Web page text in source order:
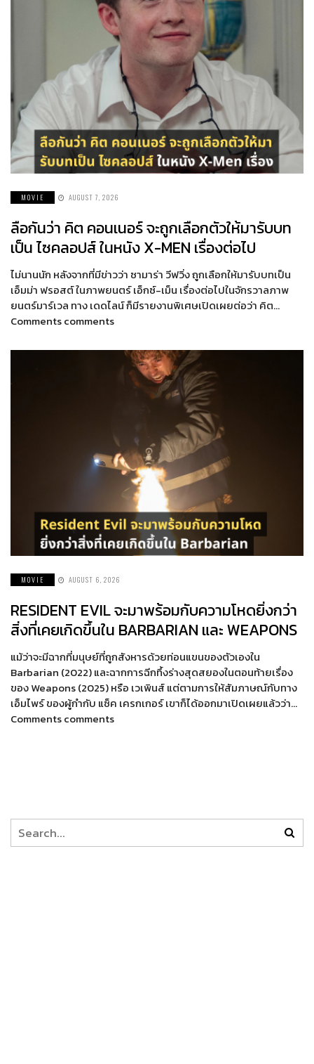
MOVIE AUGUST 7, 2026
ลือกันว่า คิต คอนเนอร์ จะถูกเลือกตัวให้มารับบท
เป็น ไซคลอปส์ ในหนัง X-MEN เรื่องต่อไป
ไม่นานนัก หลังจากที่มีข่าวว่า ซามาร่า วีฟวิ่ง ถูกเลือกให้มารับบทเป็น
เอ็มม่า ฟรอสต์ ในภาพยนตร์ เอ็กซ์-เม็น เรื่องต่อไปในจักรวาลภาพ
ยนตร์มาร์เวล ทาง เดดไลน์ ก็มีรายงานพิเศษเปิดเผยต่อว่า คิต…
Comments comments
MOVIE AUGUST 6, 2026
RESIDENT EVIL จะมาพร้อมกับความโหดยิ่งกว่า
สิ่งที่เคยเกิดขึ้นใน BARBARIAN และ WEAPONS
แม้ว่าจะมีฉากที่มนุษย์ที่ถูกสังหารด้วยท่อนแขนของตัวเองใน
Barbarian (2022) และฉากการฉีกทึ้งร่างสุดสยองในตอนท้ายเรื่อง
ของ Weapons (2025) หรือ เวเพินส์ แต่ตามการให้สัมภาษณ์กับทาง
เอ็มไพร์ ของผู้กำกับ แซ็ค เครกเกอร์ เขาก็ได้ออกมาเปิดเผยแล้วว่า…
Comments comments